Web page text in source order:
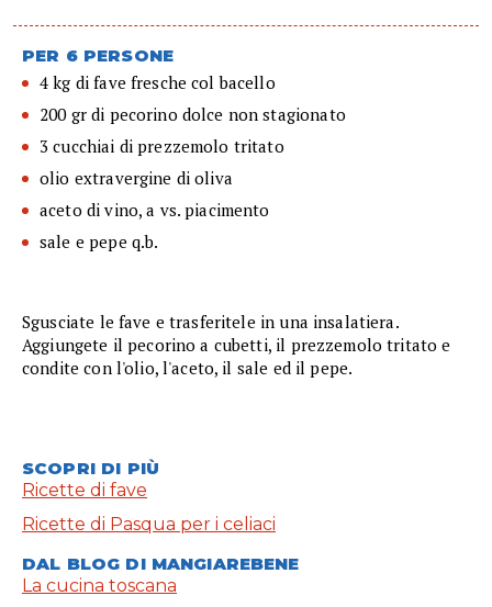
PER 6 PERSONE
4 kg di fave fresche col bacello
200 gr di pecorino dolce non stagionato
3 cucchiai di prezzemolo tritato
olio extravergine di oliva
aceto di vino, a vs. piacimento
sale e pepe q.b.
Sgusciate le fave e trasferitele in una insalatiera.
Aggiungete il pecorino a cubetti, il prezzemolo tritato e
condite con l'olio, l'aceto, il sale ed il pepe.
SCOPRI DI PIÙ
Ricette di fave
Ricette di Pasqua per i celiaci
DAL BLOG DI MANGIAREBENE
La cucina toscana